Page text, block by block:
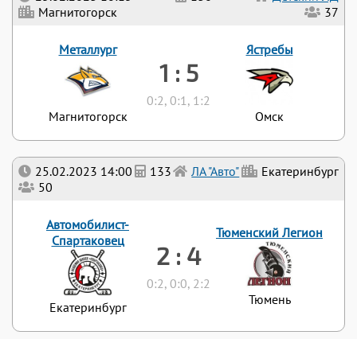
25.02.2023 14:00 133 ЛА "Авто"
Екатеринбург
50
Автомобилист-
Спартаковец
Екатеринбург
2 : 4
0:2, 0:0, 2:2
Тюменский Легион
Тюмень
Магнитогорск
37
Металлург
Магнитогорск
1 : 5
0:2, 0:1, 1:2
Ястребы
Омск